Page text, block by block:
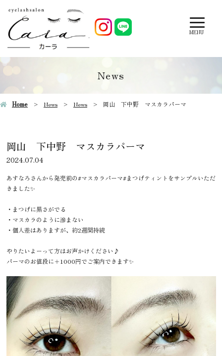
MENU
News
Home News News 岡山 下中野 マスカラパーマ
岡山 下中野 マスカラパーマ
2024.07.04
あすなろさんから発売前の#マスカラパーマ#まつげティントをサンプルいただ
きました✨
・まつげに黒さがでる
・マスカラのように滲まない
・個人差はありますが、約2週間持続
やりたいよーって方はお声かけください♪
パーマのお値段に＋1000円でご案内できます✨